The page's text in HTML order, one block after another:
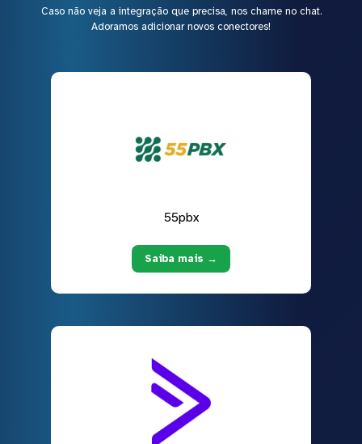
Caso não veja a integração que precisa, nos chame no chat.
Adoramos adicionar novos conectores!
55pbx
Saiba mais →